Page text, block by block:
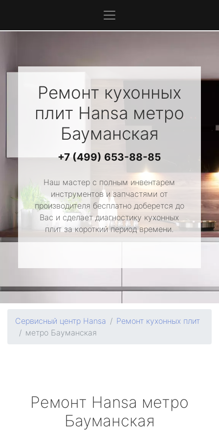
Ремонт кухонных
плит Hansa метро
Бауманская
+7 (499) 653-88-85
Наш мастер с полным инвентарем
инструментов и запчастями от
производителя бесплатно доберется до
Вас и сделает диагностику кухонных
плит за короткий период времени.
Сервисный центр Hansa
Ремонт кухонных плит
метро Бауманская
Ремонт Hansa метро
Бауманская